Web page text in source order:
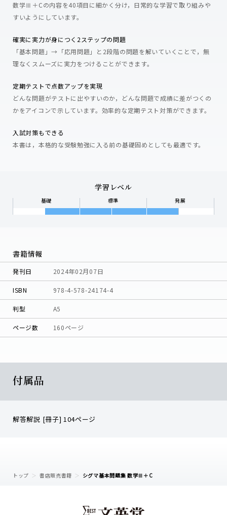
数学Ⅲ＋Cの内容を40項目に細かく分け，日常的な学習で取り組みや
すいようにしています。
確実に実力が身につく2ステップの問題
「基本問題」→「応用問題」と2段階の問題を解いていくことで，無
理なくスムーズに実力をつけることができます。
定期テストで点数アップを実現
どんな問題がテストに出やすいのか，どんな問題で成績に差がつくの
かをアイコンで示しています。効率的な定期テスト対策ができます。
入試対策もできる
本書は，本格的な受験勉強に入る前の基礎固めとしても最適です。
学習レベル
基礎 標準 発展
書籍情報
発刊日 2024年02月07日
ISBN 978-4-578-24174-4
判型 A5
ページ数 160ページ
付属品
解答解説 [冊子] 104ページ
トップ 書店販売書籍 シグマ基本問題集 数学Ⅲ＋C